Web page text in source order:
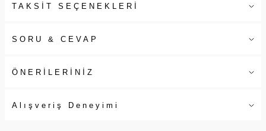
TAKSİT SEÇENEKLERİ
SORU & CEVAP
ÖNERİLERİNİZ
Alışveriş Deneyimi